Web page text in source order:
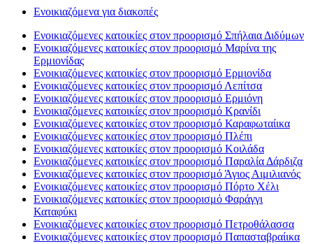
Ενοικιαζόμενα για διακοπές
Ενοικιαζόμενες κατοικίες στον προορισμό Σπήλαια Διδύμων
Ενοικιαζόμενες κατοικίες στον προορισμό Μαρίνα της
Ερμιονίδας
Ενοικιαζόμενες κατοικίες στον προορισμό Ερμιονίδα
Ενοικιαζόμενες κατοικίες στον προορισμό Λεπίτσα
Ενοικιαζόμενες κατοικίες στον προορισμό Ερμιόνη
Ενοικιαζόμενες κατοικίες στον προορισμό Κρανίδι
Ενοικιαζόμενες κατοικίες στον προορισμό Καραφωταίικα
Ενοικιαζόμενες κατοικίες στον προορισμό Πλέπι
Ενοικιαζόμενες κατοικίες στον προορισμό Κοιλάδα
Ενοικιαζόμενες κατοικίες στον προορισμό Παραλία Δάρδιζα
Ενοικιαζόμενες κατοικίες στον προορισμό Άγιος Αιμιλιανός
Ενοικιαζόμενες κατοικίες στον προορισμό Πόρτο Χέλι
Ενοικιαζόμενες κατοικίες στον προορισμό Φαράγγι
Καταφύκι
Ενοικιαζόμενες κατοικίες στον προορισμό Πετροθάλασσα
Ενοικιαζόμενες κατοικίες στον προορισμό Παπασταβραίικα